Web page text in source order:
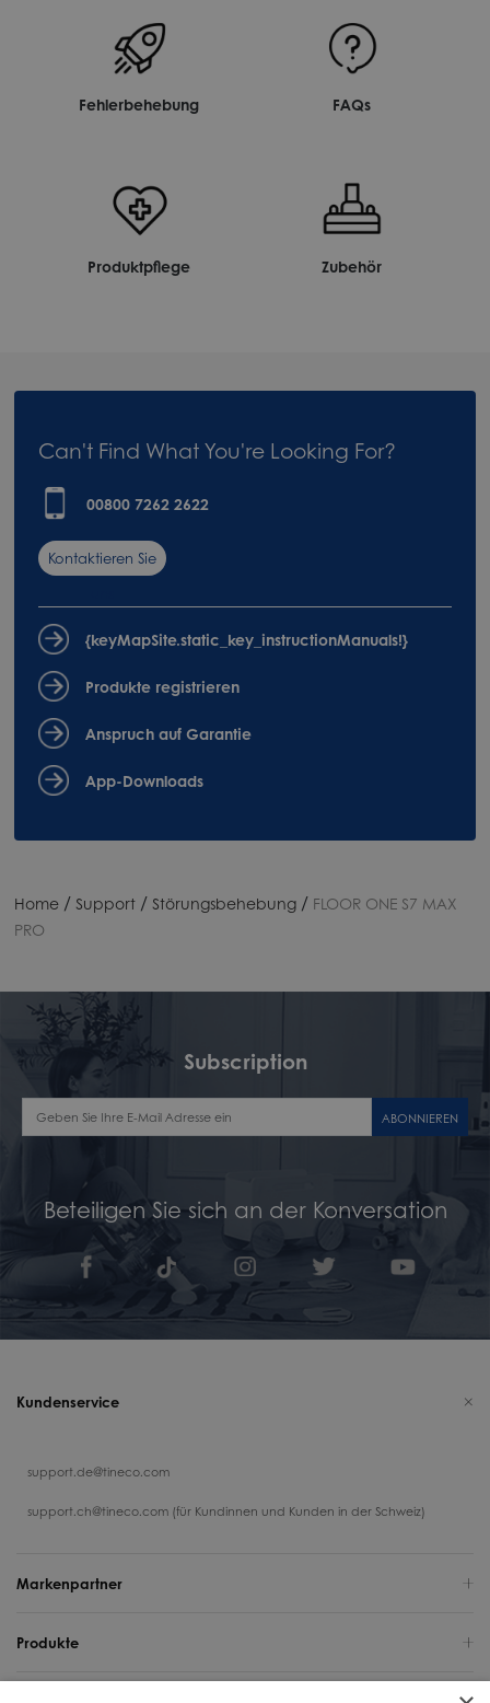
Fehlerbehebung FAQs
Produktpflege Zubehör
Can't Find What You're Looking For?
00800 7262 2622
Kontaktieren Sie
{keyMapSite.static_key_instructionManuals!}
Produkte registrieren
Anspruch auf Garantie
App-Downloads
Home / Support / Störungsbehebung / FLOOR ONE S7 MAX
PRO
Subscription
ABONNIEREN
Beteiligen Sie sich an der Konversation
Kundenservice
support.de@tineco.com
support.ch@tineco.com (für Kundinnen und Kunden in der Schweiz)
Markenpartner
Produkte